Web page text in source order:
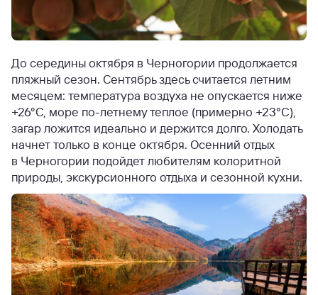
До середины октября в Черногории продолжается
пляжный сезон. Сентябрь здесь считается летним
месяцем: температура воздуха не опускается ниже
+26°C, море по-летнему теплое (примерно +23°C),
загар ложится идеально и держится долго. Холодать
начнет только в конце октября. Осенний отдых
в Черногории подойдет любителям колоритной
природы, экскурсионного отдыха и сезонной кухни.